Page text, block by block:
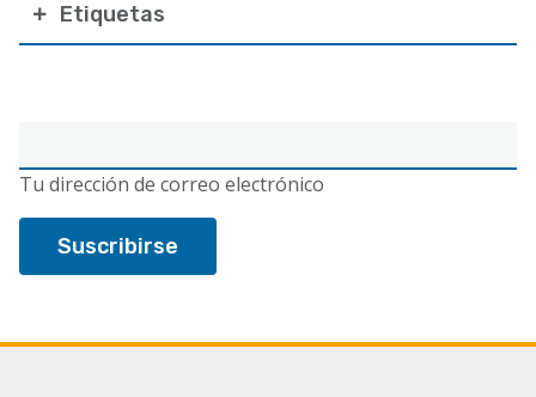
electrónico
Tu dirección de correo electrónico
Etiquetas